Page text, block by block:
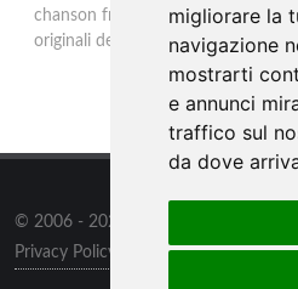
migliorare la
navigazione
mostrarti
e annunci
traffico sul
da dove
chanson francese e ritmi
originali della scena musicale
© 2006 - 2026
all rights
Privacy Policy
Preferenze sui